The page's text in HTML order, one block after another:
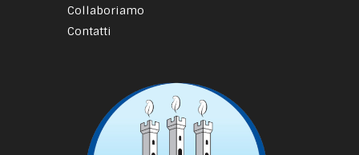
Collaboriamo
Contatti